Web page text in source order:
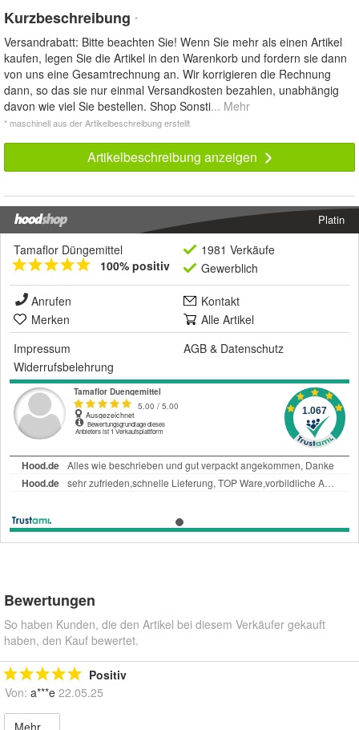
Kurzbeschreibung *
Versandrabatt: Bitte beachten Sie! Wenn Sie mehr als einen Artikel
kaufen, legen Sie die Artikel in den Warenkorb und fordern sie dann
von uns eine Gesamtrechnung an. Wir korrigieren die Rechnung
dann, so das sie nur einmal Versandkosten bezahlen, unabhängig
davon wie viel Sie bestellen. Shop Sonsti... Mehr
* maschinell aus der Artikelbeschreibung erstellt
Artikelbeschreibung anzeigen
Platin
Tamaflor Düngemittel
100% positiv
1981 Verkäufe
Gewerblich
Anrufen
Kontakt
Merken
Alle Artikel
Impressum
AGB & Datenschutz
Widerrufsbelehrung
Bewertungen
So haben Kunden, die den Artikel bei diesem Verkäufer gekauft
haben, den Kauf bewertet.
Positiv
Von: a***e 22.05.25